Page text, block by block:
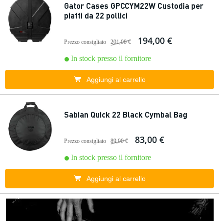
Gator Cases GPCCYM22W Custodia per
piatti da 22 pollici
Prezzo consigliato 201,00 € 194,00 €
In stock presso il fornitore
Aggiungi al carrello
Sabian Quick 22 Black Cymbal Bag
Prezzo consigliato 89,00 € 83,00 €
In stock presso il fornitore
Aggiungi al carrello